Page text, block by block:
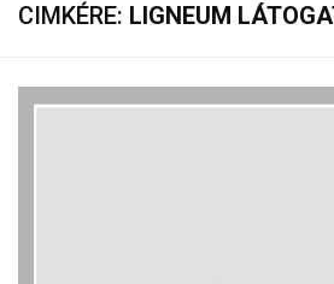
CIMKÉRE: LIGNEUM